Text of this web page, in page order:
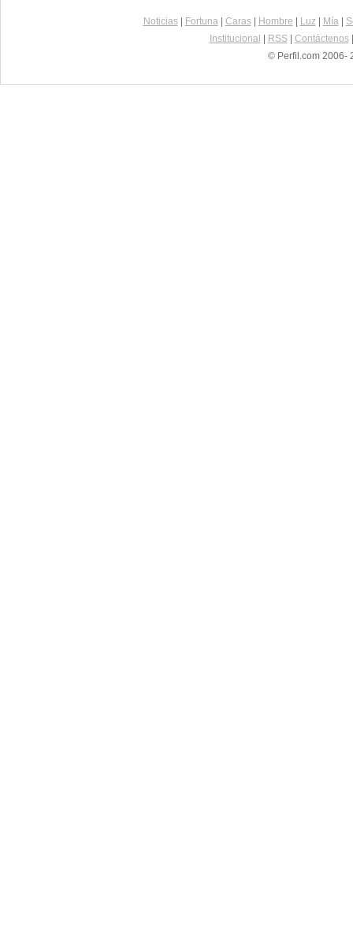
Noticias| Fortuna| Caras| Hombre Luz| Mía|
Institucional
RSS| Contáctenos
© Perfil.com 2006-